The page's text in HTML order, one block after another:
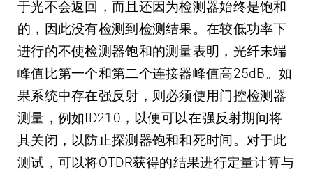
于光不会返回，而且还因为检测器始终是饱和
的，因此没有检测到检测结果。在较低功率下
进行的不使检测器饱和的测量表明，光纤末端
峰值比第一个和第二个连接器峰值高25dB。如
果系统中存在强反射，则必须使用门控检测器
测量，例如ID210，以便可以在强反射期间将
其关闭，以防止探测器饱和和死时间。对于此
测试，可以将OTDR获得的结果进行定量计算与